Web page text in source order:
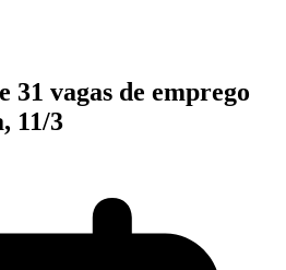
vagas de emprego
11/3